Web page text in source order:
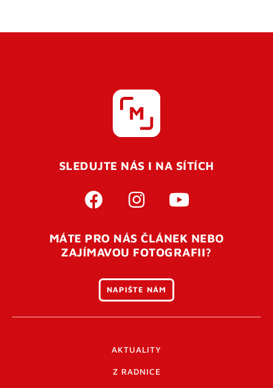
SLEDUJTE NÁS I NA SÍTÍCH
MÁTE PRO NÁS ČLÁNEK NEBO
ZAJÍMAVOU FOTOGRAFII?
NAPIŠTE NÁM
AKTUALITY
Z RADNICE